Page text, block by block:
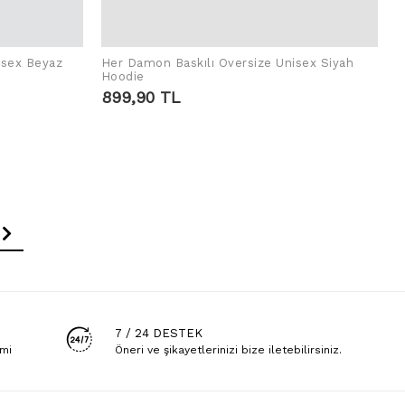
Beyaz
Her Damon Baskılı Oversize Unisex Siyah
Hoodie
899,90 TL
7 / 24 DESTEK
Öneri ve şikayetlerinizi bize iletebilirsiniz.